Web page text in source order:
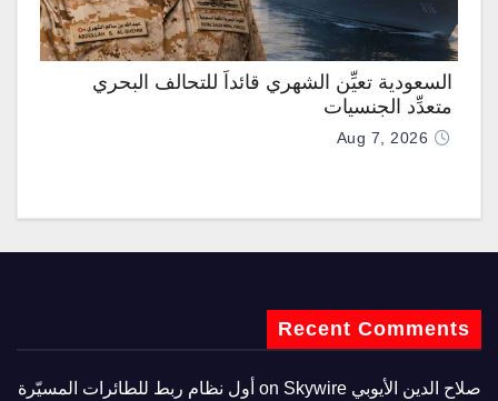
السعودية تعيِّن الشهري قائداً للتحالف البحري
متعدِّد الجنسيات
Aug 7, 2026
Recent Comments
صلاح الدين الأيوبي
Skywire أول نظام ربط للطائرات المسيّرة